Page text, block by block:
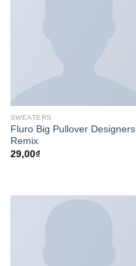
SWEATERS
Fluro Big Pullover Designers
Remix
29,00₫